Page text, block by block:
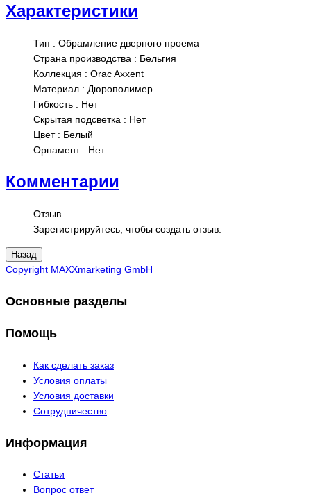
Характеристики
Тип : Обрамление дверного проема
Страна производства : Бельгия
Коллекция : Orac Axxent
Материал : Дюрополимер
Гибкость : Нет
Скрытая подсветка : Нет
Цвет: Белый
Орнамент: Нет
Комментарии
Отзыв
Зарегистрируйтесь, чтобы создать отзыв.
Copyright MAXXmarketing GmbH
Основные разделы
Помощь
Как сделать заказ
Условия оплаты
Условия доставки
Сотрудничество
Информация
Статьи
Вопрос ответ